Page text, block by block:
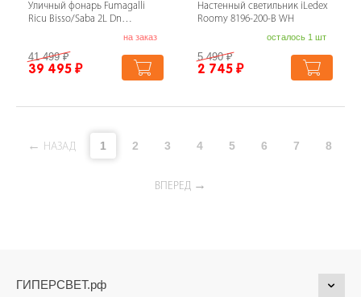
Уличный фонарь Fumagalli
Ricu Bisso/Saba 2L Dn
на заказ
41 499₽
39 495 ₽
Настенный светильник iLedex
Roomy 8196-200-B WH
осталось 1 шт
5 490₽
2 745 ₽
НАЗАД 1 2 3 4 5 6 7 8
ВПЕРЕД
ГИПЕРСВЕТ.рф